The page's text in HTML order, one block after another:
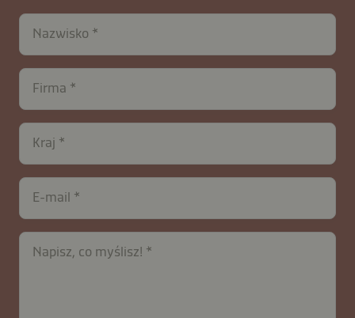
Nazwisko
Firma
Kraj
E-mail
Napisz, co myślisz!